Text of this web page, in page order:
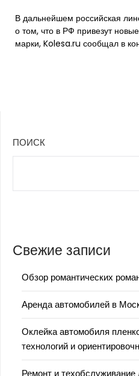
В дальнейшем российская
о том, что в РФ привезут
марки, Kolesa.ru сообщал в
ПОИСК
Свежие записи
Обзор романтических
Аренда автомобилей в
Оклейка автомобиля
технологий и